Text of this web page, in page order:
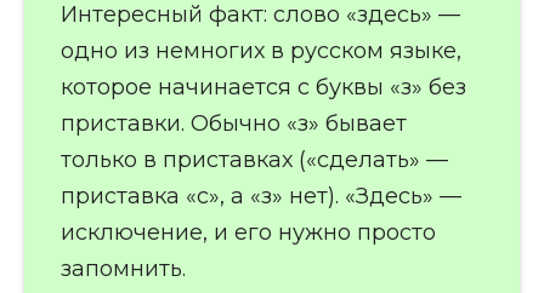
Интересный факт: слово «здесь» —
одно из немногих в русском языке,
которое начинается с буквы «з» без
приставки. Обычно «з» бывает
только в приставках («сделать» —
приставка «с», а «з» нет). «Здесь» —
исключение, и его нужно просто
запомнить.